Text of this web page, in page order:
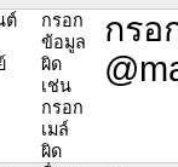
ต์
กรอก
ข้อมูล
ผิด
เช่น
กรอก
เมล์
ผิด
กรอ